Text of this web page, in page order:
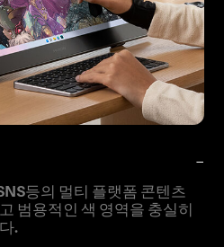
−
등의 멀티 플랫폼 콘텐츠
범용적인 색 영역을 충실히
.